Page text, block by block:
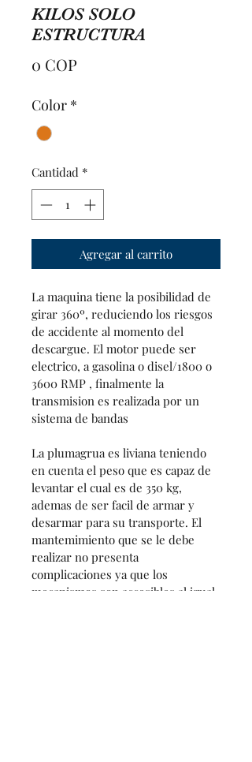
KILOS SOLO
ESTRUCTURA
0 COP
Color *
Cantidad *
Agregar al carrito
La maquina tiene la posibilidad de
girar 360º, reduciendo los riesgos
de accidente al momento del
descargue. El motor puede ser
electrico, a gasolina o disel/1800 o
3600 RMP , finalmente la
transmision es realizada por un
sistema de bandas
La plumagrua es liviana teniendo
en cuenta el peso que es capaz de
levantar el cual es de 350 kg,
ademas de ser facil de armar y
desarmar para su transporte. El
mantemimiento que se le debe
realizar no presenta
complicaciones ya que los
mecanismos son accesibles al igual